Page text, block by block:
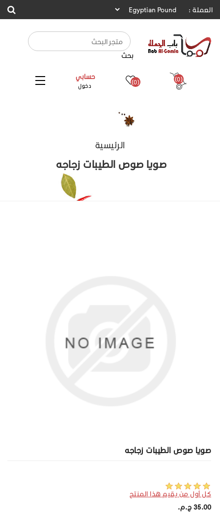
العملة :
بحث
حسابي
دخول (0) (0)
الرئيسية
صويا صوص الطيبات زجاجه
صويا صوص الطيبات زجاجه
كل أول من يقيم هذا المنتج
35.00 ج.م.‏